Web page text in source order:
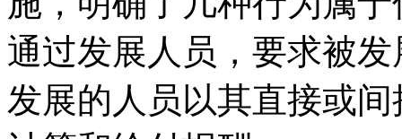
通过发展人员，要求被
发展的人员以其直接或